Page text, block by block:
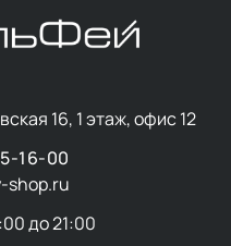
16, 1 этаж, офис 12
16-00
shop.ru
до 21:00